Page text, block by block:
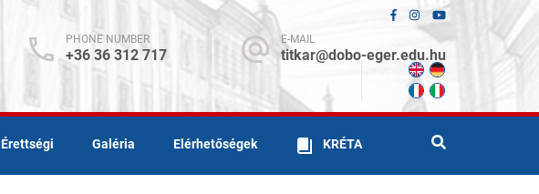
PHONE NUMBER
+36 36 312 717
E-MAIL
titkar@dobo-eger.edu.hu
Érettségi Galéria Elérhetőségek KRÉTA